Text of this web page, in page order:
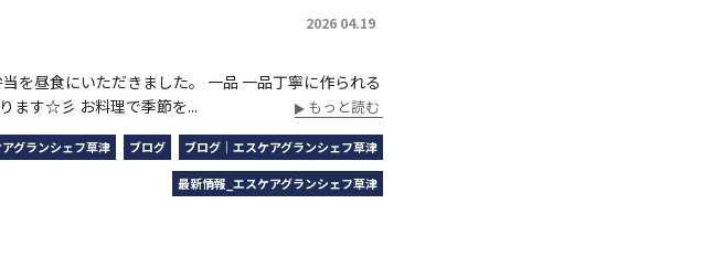
2026 04.19
を昼食にいただきました。 一品 一品丁寧に作られる
ます☆彡 お料理で季節を...
もっと読む
グランシェフ草津 ブログ ブログ｜エスケアグランシェフ草津
最新情報_エスケアグランシェフ草津